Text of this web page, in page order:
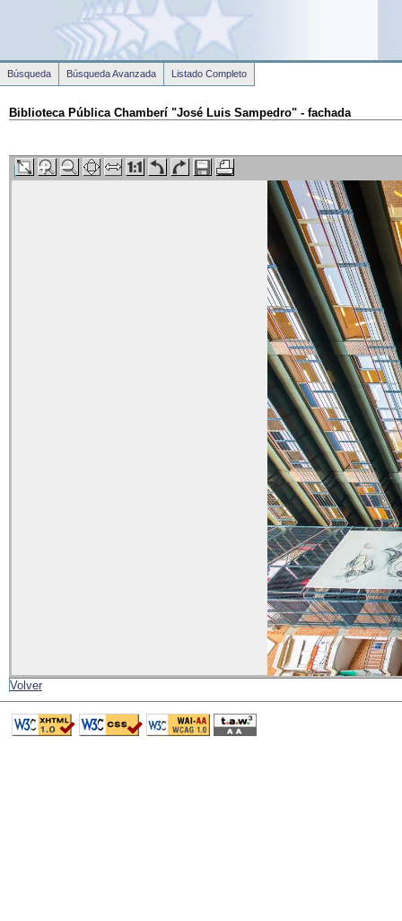
Biblioteca Pública Chamberí "José Luis Sampedro" - fachada
Volver
Búsqueda Búsqueda Avanzada Listado Completo